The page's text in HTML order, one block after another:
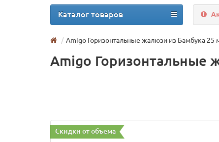
Каталог товаров
Amigo Горизонтальные жалюзи из Бамбука 25
Amigo Горизонтальные
Скидки от объема